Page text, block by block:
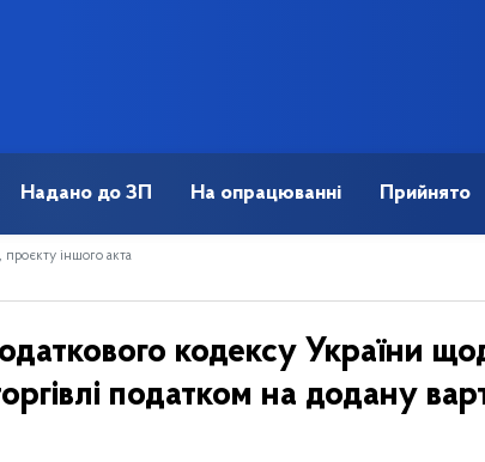
Надано до ЗП На опрацюванні Прийнято
проєкту іншого акта
кодексу України
податком на додану